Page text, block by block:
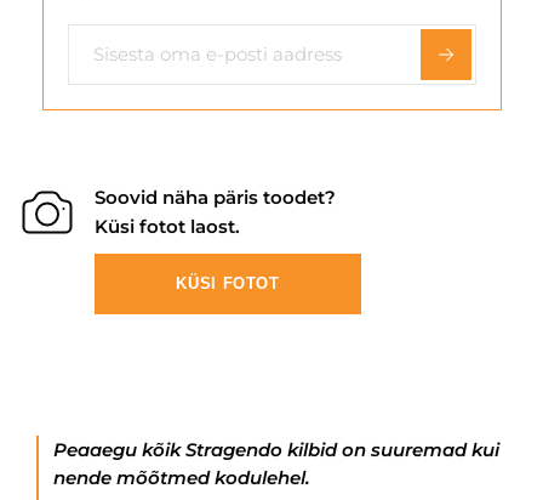
Soovid näha päris toodet?
Küsi fotot laost.
KÜSI FOTOT
Peaaegu kõik Stragendo kilbid on suuremad kui
nende mõõtmed kodulehel.